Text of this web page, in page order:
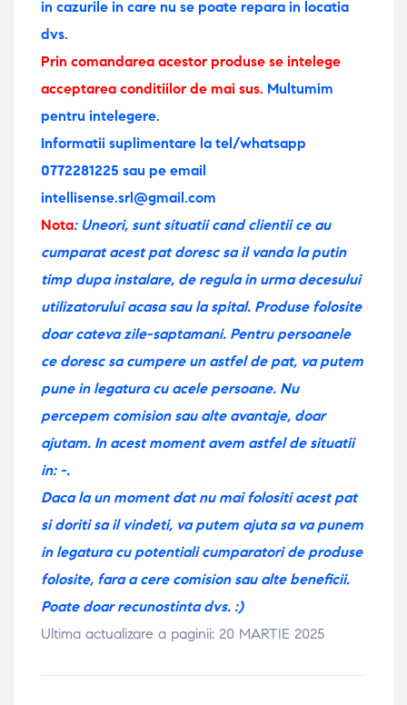
in cazurile in care nu se poate repara in locatia
dvs.
Prin comandarea acestor produse se intelege
acceptarea conditiilor de mai sus. Multumim
pentru intelegere.
Informatii suplimentare la tel/whatsapp
0772281225 sau pe email
intellisense.srl@gmail.com
Nota: Uneori, sunt situatii cand clientii ce au
cumparat acest pat doresc sa il vanda la putin
timp dupa instalare, de regula in urma decesului
utilizatorului acasa sau la spital. Produse folosite
doar cateva zile-saptamani. Pentru persoanele
ce doresc sa cumpere un astfel de pat, va putem
pune in legatura cu acele persoane. Nu
percepem comision sau alte avantaje, doar
ajutam. In acest moment avem astfel de situatii
in: -.
Daca la un moment dat nu mai folositi acest pat
si doriti sa il vindeti, va putem ajuta sa va punem
in legatura cu potentiali cumparatori de produse
folosite, fara a cere comision sau alte beneficii.
Poate doar recunostinta dvs. :)
Ultima actualizare a paginii: 20 MARTIE 2025